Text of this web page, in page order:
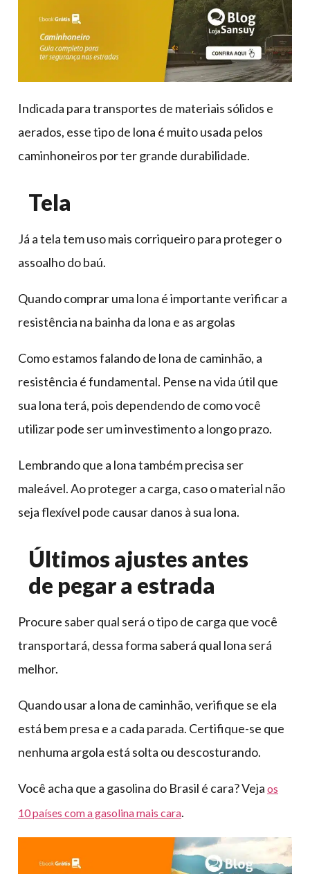
Indicada para transportes de materiais sólidos e
aerados, esse tipo de lona é muito usada pelos
caminhoneiros por ter grande durabilidade.
Tela
Já a tela tem uso mais corriqueiro para proteger o
assoalho do baú.
Quando comprar uma lona é importante verificar a
resistência na bainha da lona e as argolas
Como estamos falando de lona de caminhão, a
resistência é fundamental. Pense na vida útil que
sua lona terá, pois dependendo de como você
utilizar pode ser um investimento a longo prazo.
Lembrando que a lona também precisa ser
maleável. Ao proteger a carga, caso o material não
seja flexível pode causar danos à sua lona.
Últimos ajustes antes
de pegar a estrada
Procure saber qual será o tipo de carga que você
transportará, dessa forma saberá qual lona será
melhor.
Quando usar a lona de caminhão, verifique se ela
está bem presa e a cada parada. Certifique-se que
nenhuma argola está solta ou descosturando.
Você acha que a gasolina do Brasil é cara? Veja os
10 países com a gasolina mais cara.